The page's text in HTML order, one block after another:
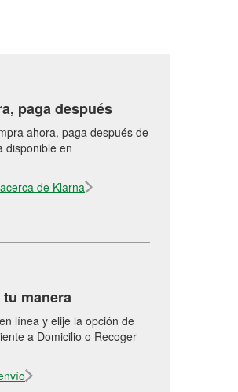
paga después
ahora, paga después de
disponible en
de Klarna
manera
línea y elije la opción de
a Domicilio o Recoger